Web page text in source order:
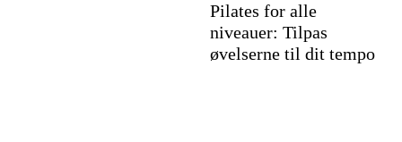
Pilates for alle
niveauer: Tilpas
øvelserne til dit tempo